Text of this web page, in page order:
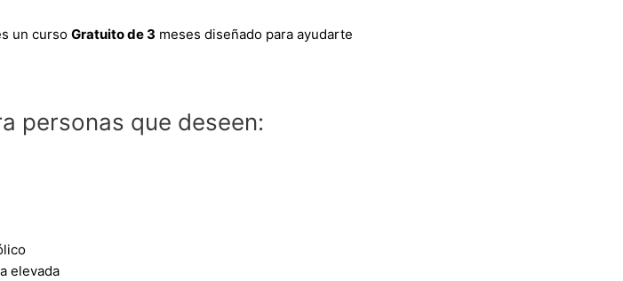
un curso Gratuito de 3 meses diseñado para ayudarte
personas que deseen:
elevada